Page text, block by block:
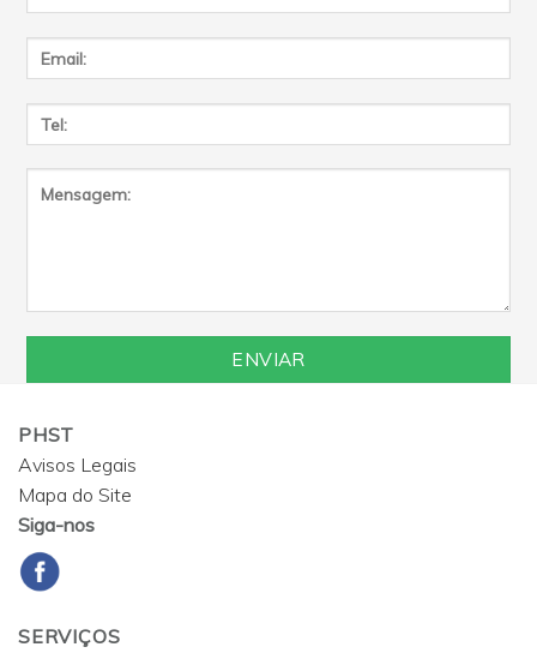
PHST
Avisos Legais
Mapa do Site
Siga-nos
SERVIÇOS